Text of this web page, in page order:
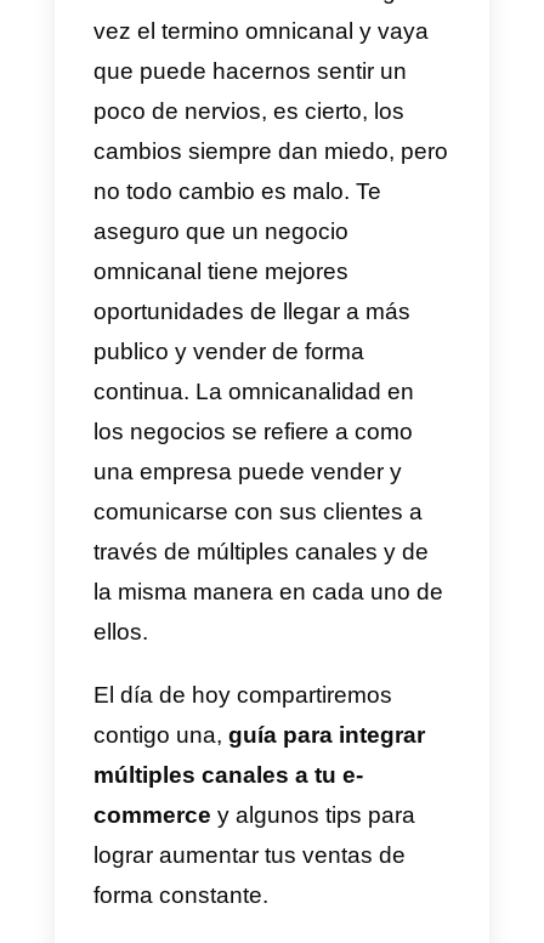
Telegram, Instagram o
Es normal que empresas de hoy
en día adapten sus estrategias
marketing digital a estos canales,
la actualidad y cada uno de ellos
de forma individual manejan una
cartera de millones de usuarios
Todos hemos escuchado alguna
vez el termino omnicanal y vaya
que puede hacernos sentir un
poco de nervios, es cierto, los
cambios siempre dan miedo,
no todo cambio es malo. Te
aseguro que un negocio
omnicanal tiene mejores
oportunidades de llegar a más